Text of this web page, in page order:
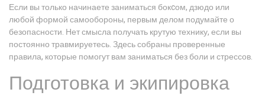
Если вы только начинаете заниматься бокcом, дзюдо или
любой формой самообороны, первым делом подумайте о
безопасности. Нет смысла получать крутую технику, если вы
постоянно травмируетесь. Здесь собраны проверенные
правила, которые помогут вам заниматься без боли и стрессов.
Подготовка и экипировка